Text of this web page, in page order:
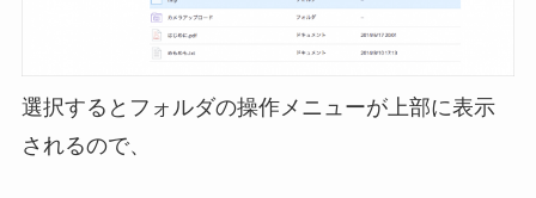
選択するとフォルダの操作メニューが上部に表示
されるので、